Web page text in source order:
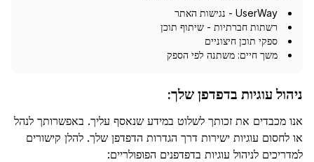
UserWay - נגישות האתר
רשתות חברתיות - שיתוף תוכן
ספקי תוכן חיצוניים
משך חיים: משתנה לפי הספק
ניהול עוגיות בדפדפן שלך:
אנו מכבדים את זכותך לשלוט במידע שנאסף עליך. באפשרותך לנהל
או לחסום עוגיות ישירות דרך הגדרות הדפדפן שלך. להלן קישורים
למדריכים לניהול עוגיות בדפדפנים הפופולריים: